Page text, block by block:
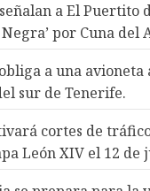
a El Puertito
por Cuna del
a una
sur de Tenerife.
cortes de
León XIV el 12 de